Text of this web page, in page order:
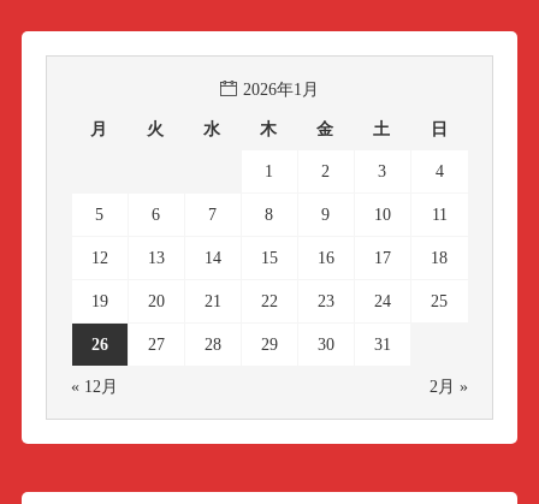
2026年1月
月 火 水 木 金 土 日
1 2 3 4
5 6 7 8 9 10 11
12 13 14 15 16 17 18
19 20 21 22 23 24 25
26 27 28 29 30 31
« 12月 2月 »